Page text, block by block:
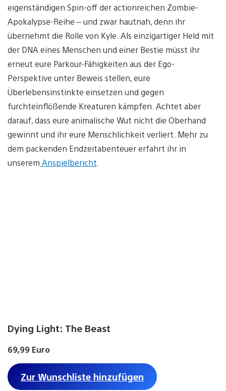
eigenständigen Spin-off der actionreichen Zombie-
Apokalypse-Reihe – und zwar hautnah, denn ihr
übernehmt die Rolle von Kyle. Als einzigartiger Held mit
der DNA eines Menschen und einer Bestie müsst ihr
erneut eure Parkour-Fähigkeiten aus der Ego-
Perspektive unter Beweis stellen, eure
Überlebensinstinkte einsetzen und gegen
furchteinflößende Kreaturen kämpfen. Achtet aber
darauf, dass eure animalische Wut nicht die Oberhand
gewinnt und ihr eure Menschlichkeit verliert. Mehr zu
dem packenden Endzeitabenteuer erfahrt ihr in
unserem Anspielbericht
Dying Light: The Beast
69,99 Euro
Zur Wunschliste hinzufügen